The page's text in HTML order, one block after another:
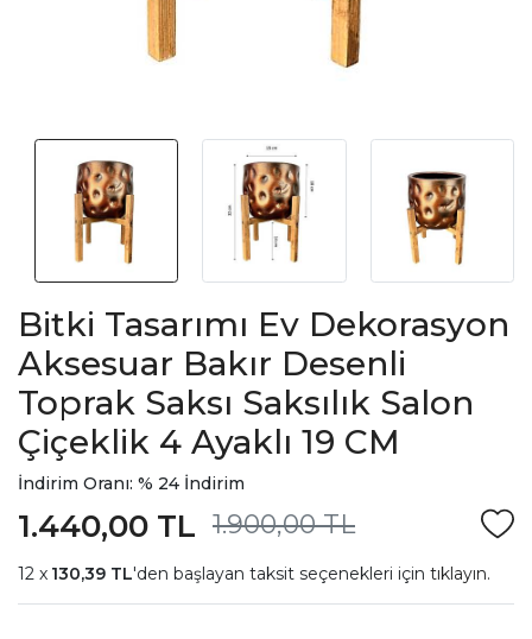
Bitki Tasarımı Ev Dekorasyon
Aksesuar Bakır Desenli
Toprak Saksı Saksılık Salon
Çiçeklik 4 Ayaklı 19 CM
İndirim Oranı: % 24 İndirim
1.900,00 TL
1.440,00 TL
130,39 TL'den başlayan taksit seçenekleri için tıklayın.